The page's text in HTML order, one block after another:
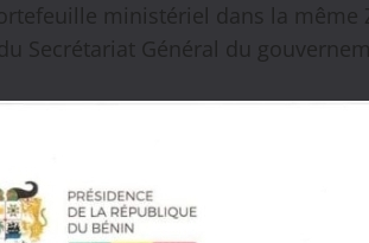
ministériel dans la même
Secrétariat Général du